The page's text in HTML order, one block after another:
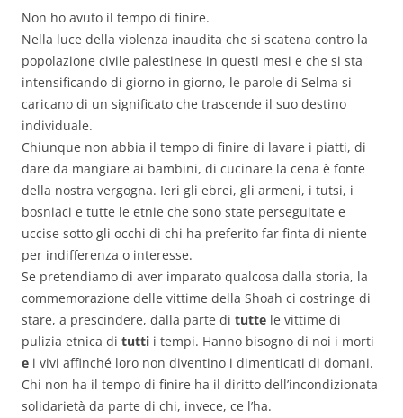
Non ho avuto il tempo di finire.
Nella luce della violenza inaudita che si scatena contro la
popolazione civile palestinese in questi mesi e che si sta
intensificando di giorno in giorno, le parole di Selma si
caricano di un significato che trascende il suo destino
individuale.
Chiunque non abbia il tempo di finire di lavare i piatti, di
dare da mangiare ai bambini, di cucinare la cena è fonte
della nostra vergogna. Ieri gli ebrei, gli armeni, i tutsi, i
bosniaci e tutte le etnie che sono state perseguitate e
uccise sotto gli occhi di chi ha preferito far finta di niente
per indifferenza o interesse.
Se pretendiamo di aver imparato qualcosa dalla storia, la
commemorazione delle vittime della Shoah ci costringe di
stare, a prescindere, dalla parte di tutte le vittime di
pulizia etnica di tutti i tempi. Hanno bisogno di noi i morti
e i vivi affinché loro non diventino i dimenticati di domani.
Chi non ha il tempo di finire ha il diritto dell’incondizionata
solidarietà da parte di chi, invece, ce l’ha.